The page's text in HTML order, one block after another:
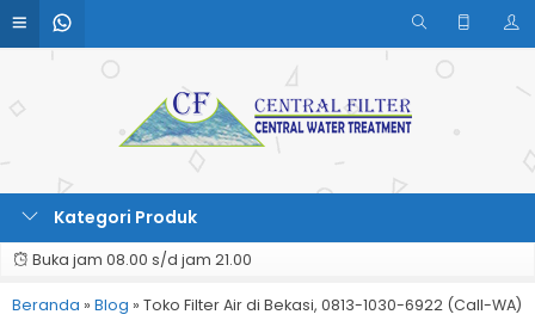
Kategori Produk
Buka jam 08.00 s/d jam 21.00
Beranda » Blog » Toko Filter Air di Bekasi, 0813-1030-6922 (Call-WA)